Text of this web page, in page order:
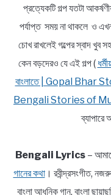
প্রত্যেকটি গল্প যতটা
পর্যাপ্ত সময় না থাকলে ও
চোখ রাখলেই গল্পের স্বাদ খুব
কেন বড়দেরও যে এই গল্প (
বাংলাতে | Gopal Bhar
Bengali Stories of
ব্যাপারে
Bengali Lyrics –
গানের কথা। রবীন্দ্রসংগীত,
বাংলা আধুনিক গান, বাংলা